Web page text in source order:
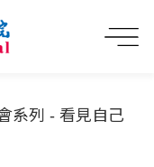
系列 - 看見自己